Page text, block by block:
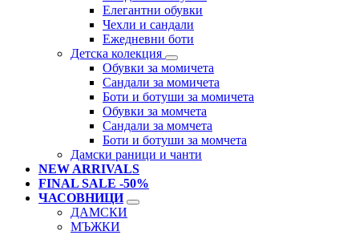
Елегантни обувки
Чехли и сандали
Ежедневни боти
Детска колекция
Обувки за момичета
Сандали за момичета
Боти и ботуши за момичета
Обувки за момчета
Сандали за момчета
Боти и ботуши за момчета
Дамски раници и чанти
NEW ARRIVALS
FINAL SALE -50%
ЧАСОВНИЦИ
ДАМСКИ
МЪЖКИ